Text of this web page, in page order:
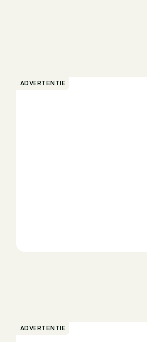
ADVERTENTIE
ADVERTENTIE